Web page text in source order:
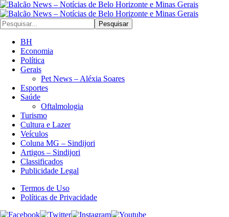
Pesquisar
BH
Economia
Política
Gerais
Pet News – Aléxia Soares
Esportes
Saúde
Oftalmologia
Turismo
Cultura e Lazer
Veículos
Coluna MG – Sindijori
Artigos – Sindijori
Classificados
Publicidade Legal
Termos de Uso
Políticas de Privacidade